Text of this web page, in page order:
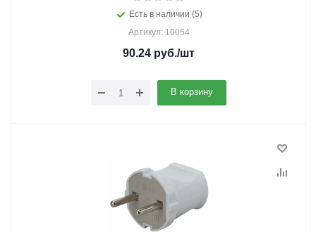
Есть в наличии (5)
Артикул: 10054
90.24 руб./шт
В корзину